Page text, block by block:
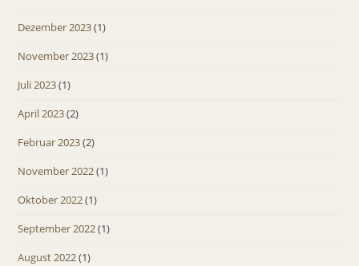
Dezember 2023(1)
November 2023(1)
Juli 2023(1)
April 2023(2)
Februar 2023(2)
November 2022(1)
Oktober 2022(1)
September 2022(1)
August 2022(1)